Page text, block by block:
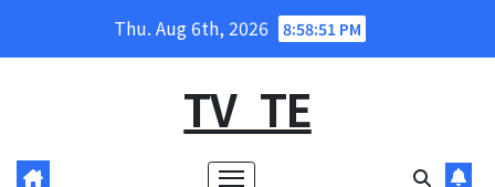
Thu. Aug 6th, 2026 8:58:52 PM
TV_TE